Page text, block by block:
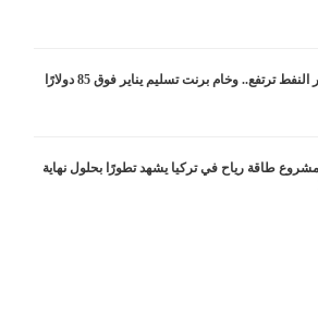
ترتفع.. وخام برنت تسليم يناير فوق 85 دولارًا
مشروع طاقة رياح في تركيا يشهد تطورًا بحلول نهاية